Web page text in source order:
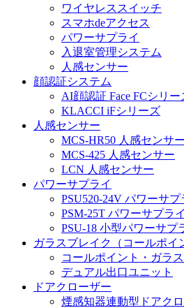
ワイヤレススイッチ
スマホdeアクセス
パワーサプライ
入退室管理システム
人感センサー
顔認証システム
AI顔認証 Face FCシリー
KLACCI iFシリーズ
人感センサー
MCS-HR50 人感センサー
MCS-425 人感センサー
LCN 人感センサー
パワーサプライ
PSU520-24V パワーサプ
PSM-25T パワーサプライ
PSU-18 小型パワーサプ
ガラスブレイク（コールポイ
コールポイント・ガラ
デュアル出口ユニット
ドアクローザー
煙感知器連動型ドアク